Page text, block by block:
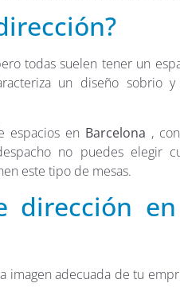
todas suelen tener un
un diseño sobrio
espacios en Barcelona ,
no puedes elegir
este tipo de mesas.
en
imagen adecuada de tu